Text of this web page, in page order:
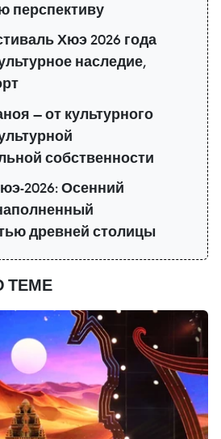
перспективу
Хюэ 2026 года
наследие,
— от культурного
собственности
2026: Осенний
древней столицы
ТЕМЕ